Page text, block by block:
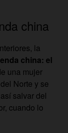
china
la
china: el
una mujer
Norte y se
salvar del
cuando lo